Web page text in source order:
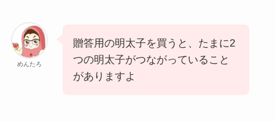
めんたろ
贈答用の明太子を買うと、たまに2
つの明太子がつながっていること
がありますよ